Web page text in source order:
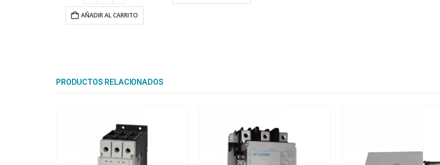
AÑADIR AL CARRITO
PRODUCTOS RELACIONADOS